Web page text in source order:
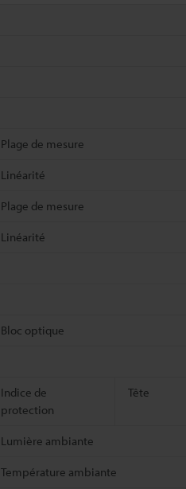
Plage de mesure
Linéarité
Plage de mesure
Linéarité
Bloc optique
Indice de
protection
Tête
Lumière ambiante
Température ambiante